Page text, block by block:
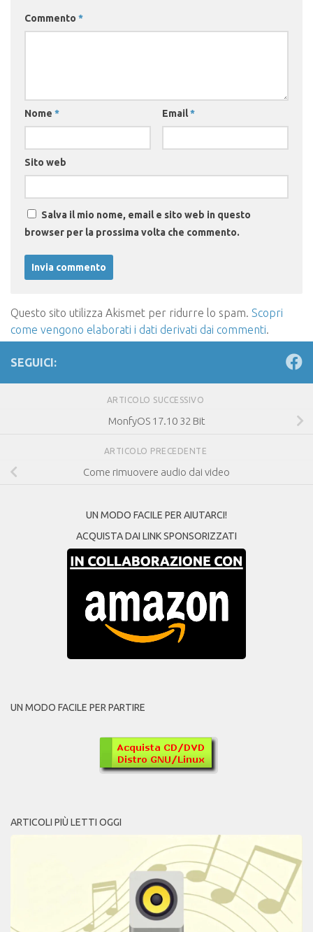
Commento *
Nome * Email*
Sito web
Salva il mio nome, email e sito web in questo
browser per la prossima volta che commento.
Questo sito utilizza Akismet per ridurre lo spam. Scopri
come vengono elaborati i dati derivati dai commenti.
SEGUICI:
ARTICOLO SUCCESSIVO
MonfyOS 17.10 32 Bit
ARTICOLO PRECEDENTE
Come rimuovere audio dai video
UN MODO FACILE PER AIUTARCI!
ACQUISTA DAI LINK SPONSORIZZATI
UN MODO FACILE PER PARTIRE
ARTICOLI PIÙ LETTI OGGI